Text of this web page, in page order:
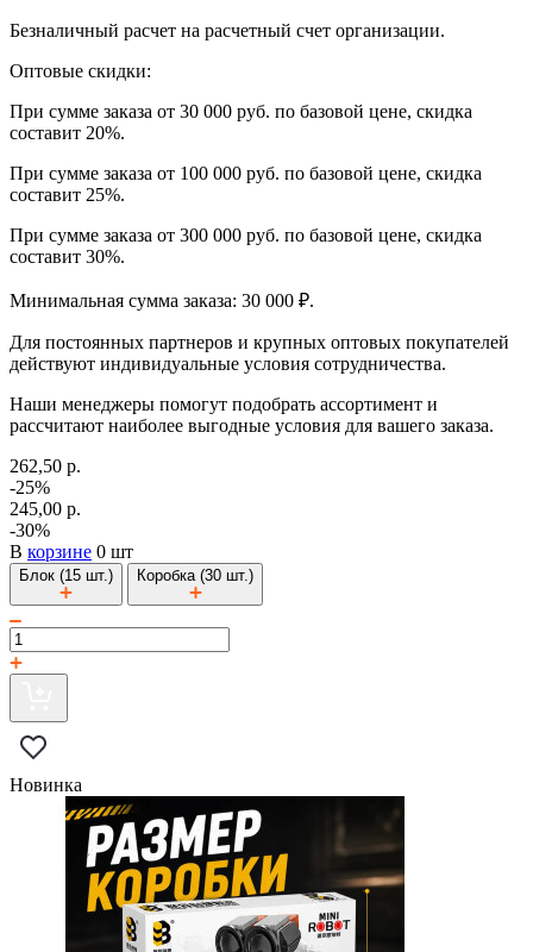
Безналичный расчет на расчетный счет организации.
Оптовые скидки:
При сумме заказа от 30 000 руб. по базовой цене, скидка
составит 20%.
При сумме заказа от 100 000 руб. по базовой цене, скидка
составит 25%.
При сумме заказа от 300 000 руб. по базовой цене, скидка
составит 30%.
Минимальная сумма заказа: 30 000 ₽.
Для постоянных партнеров и крупных оптовых покупателей
действуют индивидуальные условия сотрудничества.
Наши менеджеры помогут подобрать ассортимент и
рассчитают наиболее выгодные условия для вашего заказа.
262,50 р.
-25%
245,00 р.
-30%
В корзине 0 шт
Блок (15 шт.) Коробка (30 шт.)
Новинка